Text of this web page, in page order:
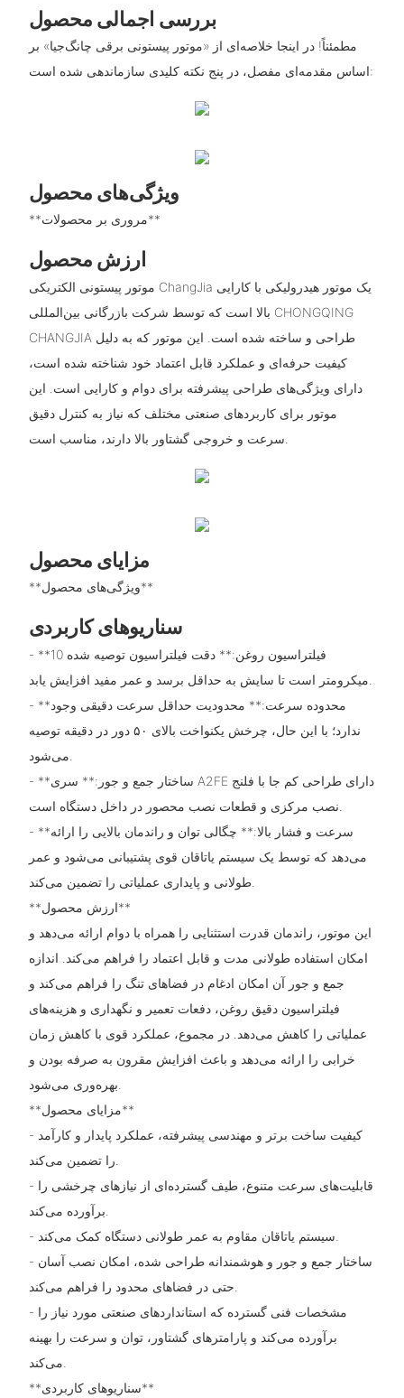
بررسی اجمالی محصول
مطمئناً! در اینجا خلاصه‌ای از «موتور پیستونی برقی چانگ‌جیا» بر
اساس مقدمه‌ای مفصل، در پنج نکته کلیدی سازماندهی شده است:
ویژگی‌های محصول
**مروری بر محصولات**
ارزش محصول
موتور پیستونی الکتریکی ChangJia یک موتور هیدرولیکی با کارایی
بالا است که توسط شرکت بازرگانی بین‌المللی CHONGQING
CHANGJIA طراحی و ساخته شده است. این موتور که به دلیل
کیفیت حرفه‌ای و عملکرد قابل اعتماد خود شناخته شده است،
دارای ویژگی‌های طراحی پیشرفته برای دوام و کارایی است. این
موتور برای کاربردهای صنعتی مختلف که نیاز به کنترل دقیق
مزایای محصول
**ویژگی‌های محصول**
سناریوهای کاربردی
- **فیلتراسیون روغن:** دقت فیلتراسیون توصیه شده 10
- **محدوده سرعت:** محدودیت حداقل سرعت دقیقی وجود
ندارد؛ با این حال، چرخش یکنواخت بالای ۵۰ دور در دقیقه توصیه
- **ساختار جمع و جور:** سری A2FE دارای طراحی کم جا با فلنج
- **سرعت و فشار بالا:** چگالی توان و راندمان بالایی را ارائه
می‌دهد که توسط یک سیستم یاتاقان قوی پشتیبانی می‌شود و عمر
طولانی و پایداری عملیاتی را تضمین می‌کند.
**ارزش محصول**
این موتور، راندمان قدرت استثنایی را همراه با دوام ارائه می‌دهد و
امکان استفاده طولانی مدت و قابل اعتماد را فراهم می‌کند. اندازه
جمع و جور آن امکان ادغام در فضاهای تنگ را فراهم می‌کند و
فیلتراسیون دقیق روغن، دفعات تعمیر و نگهداری و هزینه‌های
عملیاتی را کاهش می‌دهد. در مجموع، عملکرد قوی با کاهش زمان
خرابی را ارائه می‌دهد و باعث افزایش مقرون به صرفه بودن و
**مزایای محصول**
- کیفیت ساخت برتر و مهندسی پیشرفته، عملکرد پایدار و کارآمد
- قابلیت‌های سرعت متنوع، طیف گسترده‌ای از نیازهای چرخشی را
- ساختار جمع و جور و هوشمندانه طراحی شده، امکان نصب آسان
- مشخصات فنی گسترده که استانداردهای صنعتی مورد نیاز را
برآورده می‌کند و پارامترهای گشتاور، توان و سرعت را بهینه
**سناریوهای کاربردی**